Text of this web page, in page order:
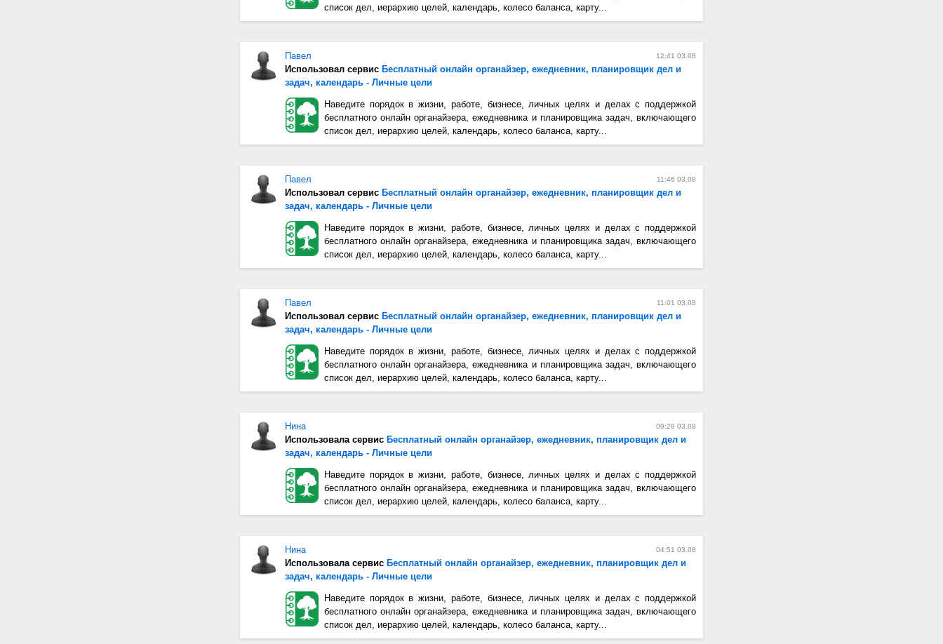
список дел, иерархию целей, календарь, колесо баланса, карту...
12:41 03.08
Павел
Использовал сервис Бесплатный онлайн органайзер, ежедневник, планировщик дел и
задач, календарь - Личные цели
Наведите порядок в жизни, работе, бизнесе, личных целях и делах с поддержкой
бесплатного онлайн органайзера, ежедневника и планировщика задач, включающего
список дел, иерархию целей, календарь, колесо баланса, карту...
11:46 03.08
Павел
Использовал сервис Бесплатный онлайн органайзер, ежедневник, планировщик дел и
задач, календарь - Личные цели
Наведите порядок в жизни, работе, бизнесе, личных целях и делах с поддержкой
бесплатного онлайн органайзера, ежедневника и планировщика задач, включающего
список дел, иерархию целей, календарь, колесо баланса, карту...
11:01 03.08
Павел
Использовал сервис Бесплатный онлайн органайзер, ежедневник, планировщик дел и
задач, календарь - Личные цели
Наведите порядок в жизни, работе, бизнесе, личных целях и делах с поддержкой
бесплатного онлайн органайзера, ежедневника и планировщика задач, включающего
список дел, иерархию целей, календарь, колесо баланса, карту...
09:29 03.08
Нина
Использовала сервис Бесплатный онлайн органайзер, ежедневник, планировщик дел и
задач, календарь - Личные цели
Наведите порядок в жизни, работе, бизнесе, личных целях и делах с поддержкой
бесплатного онлайн органайзера, ежедневника и планировщика задач, включающего
список дел, иерархию целей, календарь, колесо баланса, карту...
04:51 03.08
Нина
Использовала сервис Бесплатный онлайн органайзер, ежедневник, планировщик дел и
задач, календарь - Личные цели
Наведите порядок в жизни, работе, бизнесе, личных целях и делах с поддержкой
бесплатного онлайн органайзера, ежедневника и планировщика задач, включающего
список дел, иерархию целей, календарь, колесо баланса, карту...